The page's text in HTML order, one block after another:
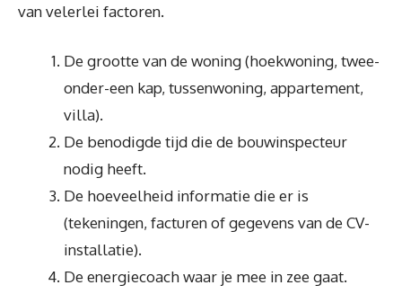
van velerlei factoren.
De grootte van de woning (hoekwoning, twee-
onder-een kap, tussenwoning, appartement,
villa).
De benodigde tijd die de bouwinspecteur
nodig heeft.
De hoeveelheid informatie die er is
(tekeningen, facturen of gegevens van de CV-
installatie).
De energiecoach waar je mee in zee gaat.